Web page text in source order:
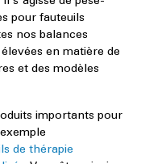
pour fauteuils
nos balances
en matière de
et des modèles
importants pour
de thérapie